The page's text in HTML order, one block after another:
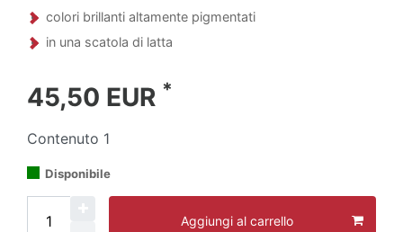
colori brillanti altamente pigmentati
in una scatola di latta
45,50 EUR *
Contenuto 1
Disponibile
Aggiungi al carrello